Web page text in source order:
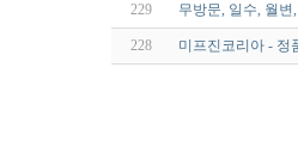
229 무방문, 일수, 월변
228 미프진코리아 - 정